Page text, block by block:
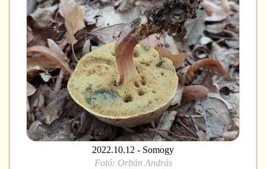
2022.10.12 - Somogy
Fotó: Orbán András